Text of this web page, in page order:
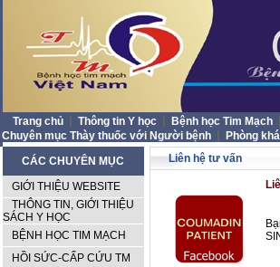
Trang chủ Thông tin Y học Bệnh học Tim Mạch
Chuyên mục Thày thuốc với Người bệnh
Phòng
CÁC CHUYÊN MỤC
GIỚI THIỆU WEBSITE
THÔNG TIN, GIỚI THIỆU
SÁCH Y HỌC
BỆNH HỌC TIM MẠCH
HỒI SỨC-CẤP CỨU TM
Liên hệ tư vấn